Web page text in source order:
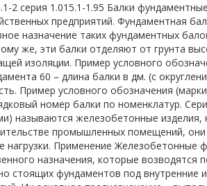
2 серия 1.015.1-1.95 Балки
предприятий. Фундаментная
назначение таких фундаментных
же, эти балки отделяют от грунта
изоляции. Пример условного
60 – длина балки в дм. (с
Пример условного обозначения
номер балки по номенклатур.
называются железобетонные
промышленных помещений,
Применение Железобетонные
назначения, которые возводятся
стоящих фундаментов под